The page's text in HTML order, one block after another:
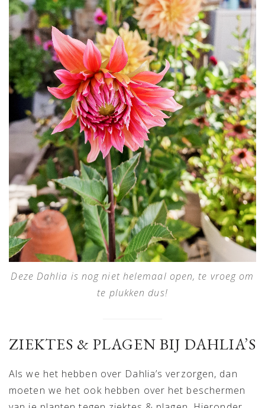
Deze Dahlia is nog niet helemaal open, te vroeg om
te plukken dus!
ZIEKTES & PLAGEN BIJ DAHLIA’S
Als we het hebben over Dahlia’s verzorgen, dan
moeten we het ook hebben over het beschermen